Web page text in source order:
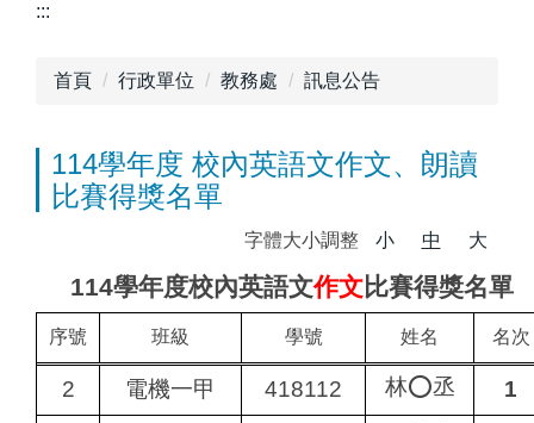
:::
首頁 行政單位 教務處 訊息公告
114學年度 校內英語文作文、朗讀
比賽得獎名單
字體大小調整 小 中 大
114學年度校內英語文作文比賽得獎名單
序號 班級 學號 姓名 名次
2 電機一甲 418112 林⭕丞
1